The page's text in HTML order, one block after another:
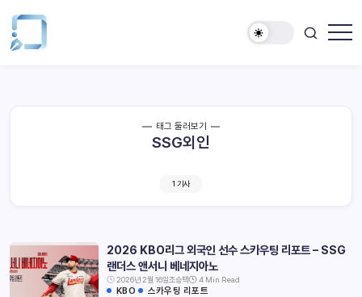
태그 둘러보기
SSG외인
1 기사
2026 KBO리그 외국인 선수 스카우팅 리포트 – SSG
랜더스 앤서니 베네지아노
2026년 2월 16일조승택 4 Min Read
KBO 스카우팅 리포트